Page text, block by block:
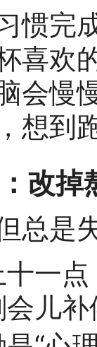
惯完
喜欢
会慢
想到
改掉
总是
一
儿补